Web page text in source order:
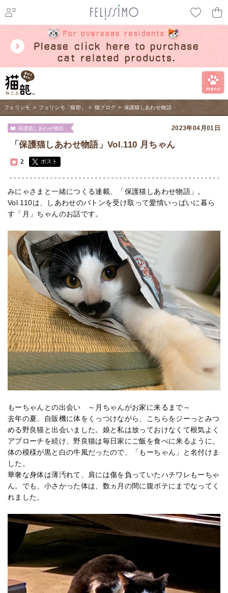
フェリシモ > フェリシモ「猫部」 > 猫ブログ > 保護猫しあわせ物語
保護猫しあわせ物語 2023年04月01日
「保護猫しあわせ物語」Vol.110 月ちゃん
2 ポスト
みにゃさまと一緒につくる連載、「保護猫しあわせ物語」。
Vol.110は、しあわせのバトンを受け取って愛情いっぱいに暮ら
す「月」ちゃんのお話です。
もーちゃんとの出会い ～月ちゃんがお家に来るまで～
去年の夏、自販機に体をくっつけながら、こちらをジーっとみつ
める野良猫と出会いました。娘と私は放っておけなくて根気よく
アプローチを続け、野良猫は毎日家にご飯を食べに来るように。
体の模様が黒と白の牛風だったので、「もーちゃん」と名付けま
した。
華奢な身体は薄汚れて、肩には傷を負っていたハチワレもーちゃ
ん。でも、小さかった体は、数ヵ月の間に腹ポテにまでなってく
れました。